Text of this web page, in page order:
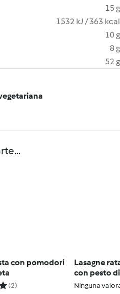
15 g
1532 kJ / 363 kcal
10 g
8 g
52 g
con pomodori
(2)
Lasagne
con pesto di
pomodori
Ninguna